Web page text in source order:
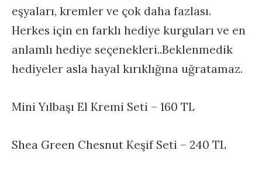
eşyaları, kremler ve çok daha fazlası.
Herkes için en farklı hediye kurguları ve en
anlamlı hediye seçenekleri..Beklenmedik
hediyeler asla hayal kırıklığına uğratamaz.
Mini Yılbaşı El Kremi Seti – 160 TL
Shea Green Chesnut Keşif Seti – 240 TL